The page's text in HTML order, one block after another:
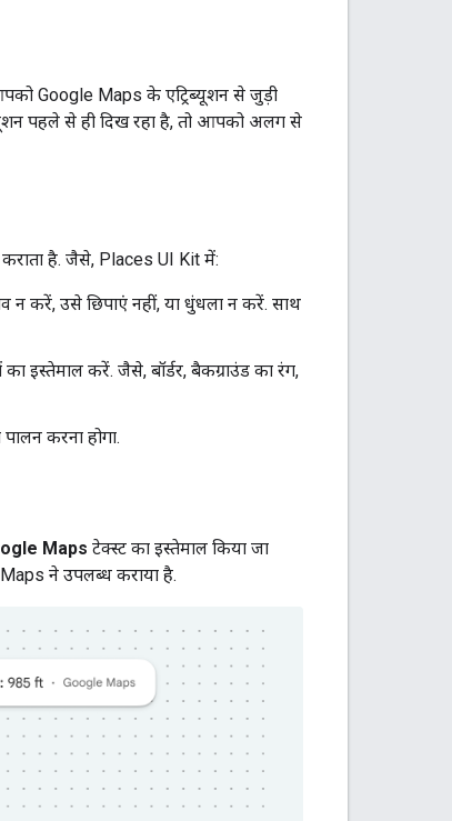
Google Maps के एट्रिब्यूशन से जुड़ी
पहले से ही दिख रहा है, तो आपको अलग से
है. जैसे, Places UI Kit में:
न करें, उसे छिपाएं नहीं, या धुंधला न करें. साथ
करें. जैसे, बॉर्डर, बैकग्राउंड का रंग,
करना होगा.
Maps टेक्स्ट का इस्तेमाल किया जा
ने उपलब्ध कराया है.